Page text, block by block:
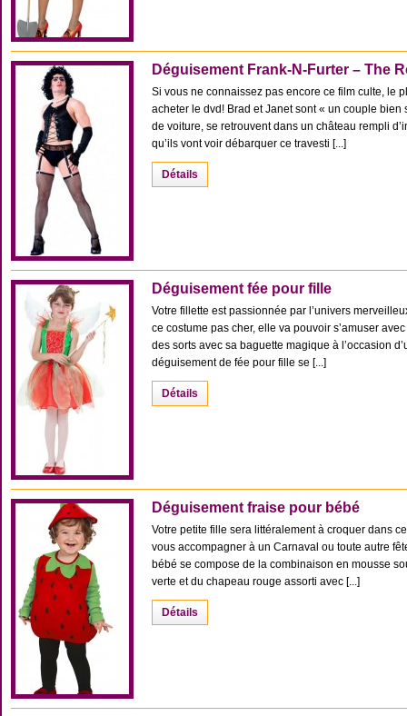
Déguisement Frank-N-Furter – The
Si vous ne connaissez pas encore ce film culte, le
acheter le dvd! Brad et Janet sont « un couple
de voiture, se retrouvent dans un château rempli
qu’ils vont voir débarquer ce travesti [...]
Détails
Déguisement fée pour fille
Votre fillette est passionnée par l’univers
ce costume pas cher, elle va pouvoir s’amuser
des sorts avec sa baguette magique à l’occasion
déguisement de fée pour fille se [...]
Détails
Déguisement fraise pour bébé
Votre petite fille sera littéralement à croquer dans
vous accompagner à un Carnaval ou toute autre
bébé se compose de la combinaison en mousse
verte et du chapeau rouge assorti avec [...]
Détails